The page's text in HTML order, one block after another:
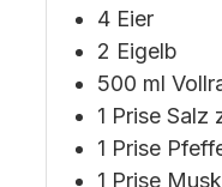
4 Eier
2 Eigelb
500 ml
1 Prise Salz
1 Prise
1 Prise